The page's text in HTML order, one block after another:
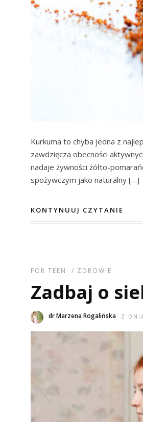
Kurkuma to chyba jedna z
zawdzięcza obecności
nadaje żywności żółto-
spożywczym jako naturalny […]
KONTYNUUJ CZYTANIE
FOR TEEN / ZDROWIE
Zadbaj o
dr Marzena Rogalińska Z